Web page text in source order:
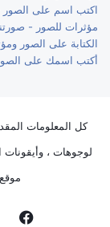
اكتب اسم على الصور
مؤثرات للصور -
الكتابة على الصور
أكتب اسمك على
لوجوهات ، وأيقونات
موقع akteb بإستثناء لوجو وأيقون akteb.